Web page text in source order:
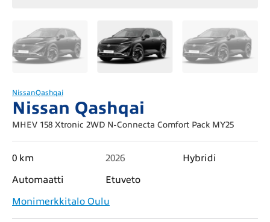
NissanQashqai
Nissan Qashqai
MHEV 158 Xtronic 2WD N-Connecta Comfort Pack MY25
0 km 2026
Hybridi
Automaatti
Etuveto
Monimerkkitalo Oulu